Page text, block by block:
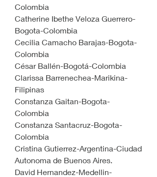
Colombia
Catherine Ibethe Veloza Guerrero-
Bogota-Colombia
Cecilia Camacho Barajas-Bogota-
Colombia
César Ballén-Bogotá-Colombia
Clarissa Barrenechea-Marikina-
Filipinas
Constanza Gaitan-Bogota-
Colombia
Constanza Santacruz-Bogota-
Colombia
Cristina Gutierrez-Argentina-Ciudad
Autonoma de Buenos Aires.
David Hernandez-Medellin-